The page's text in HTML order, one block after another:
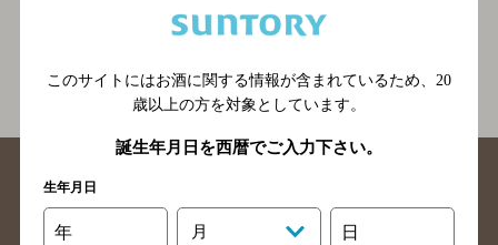
関連ページ
このサイトにはお酒に関する情報が含まれているため、 20
歳以上の方を対象としています。
誕生年月日を西暦でご入力下さい。
生年月日
年 月 日